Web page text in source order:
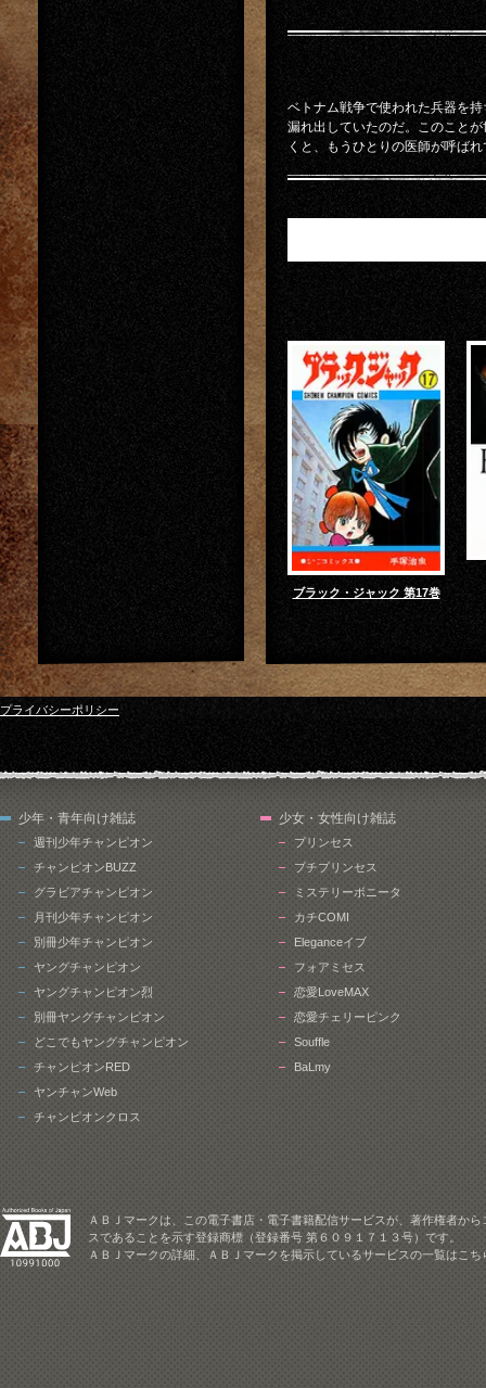
ベトナム戦争で使われた兵器を
漏れ出していたのだ。このこと
くと、もうひとりの医師が呼ば
ブラック・ジャック 第17巻
プライバシーポリシー
少年・青年向け雑誌
週刊少年チャンピオン
チャンピオンBUZZ
グラビアチャンピオン
月刊少年チャンピオン
別冊少年チャンピオン
ヤングチャンピオン
ヤングチャンピオン烈
別冊ヤングチャンピオン
どこでもヤングチャンピオン
チャンピオンRED
ヤンチャンWeb
チャンピオンクロス
少女・女性向け雑誌
プリンセス
プチプリンセス
ミステリーボニータ
カチCOMI
Eleganceイブ
フォアミセス
恋愛LoveMAX
恋愛チェリーピンク
Souffle
BaLmy
ＡＢＪマークは、この電子書店・電子書籍配信サービスが、著作権者か
スであることを示す登録商標（登録番号 第６０９１７１３号）です。
ＡＢＪマークの詳細、ＡＢＪマークを掲示しているサービスの一覧はこ